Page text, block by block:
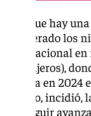
“Aunque hay
recuperado los
internacional
extranjeros),
Málaga en
Por eso,
por seguir